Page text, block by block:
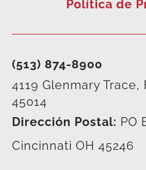
(513) 874-8900
4119 Glenmary Trace,
45014
Dirección Postal: PO
Cincinnati OH 45246
Política de